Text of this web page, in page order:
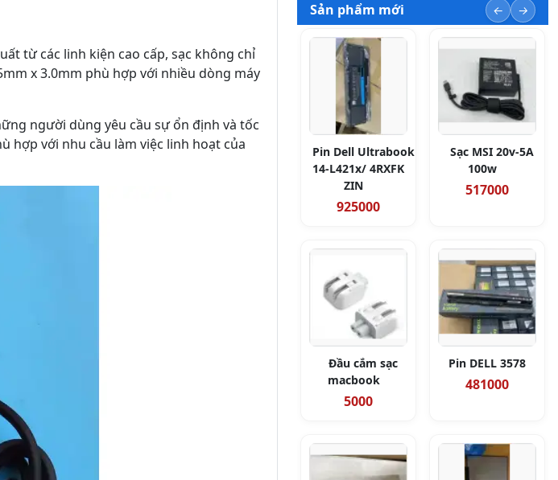
từ các linh kiện cao cấp, sạc không chỉ
x 3.0mm phù hợp với nhiều dòng máy
người dùng yêu cầu sự ổn định và tốc
hợp với nhu cầu làm việc linh hoạt của
Sản phẩm mới
Pin Dell Ultrabook
14-L421x/ 4RXFK
ZIN
925000
Sạc MSI 20v-5A
100w
517000
Đầu cắm sạc
macbook
5000
Pin DELL 3578
481000